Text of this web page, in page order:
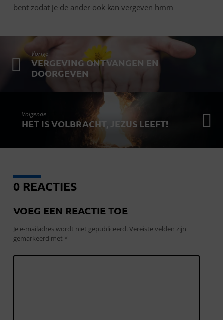
bent zodat je de ander ook kan vergeven hmm
Vorige
VERGEVING ONTVANGEN EN
DOORGEVEN
Volgende
HET IS VOLBRACHT, JEZUS LEEFT!
0 REACTIES
VOEG EEN REACTIE TOE
Je e-mailadres wordt niet gepubliceerd. Vereiste velden zijn
gemarkeerd met *